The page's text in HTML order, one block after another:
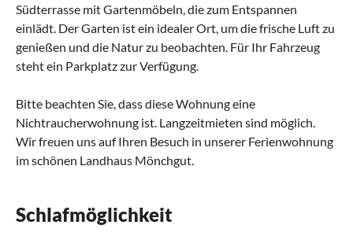
Südterrasse mit Gartenmöbeln, die zum Entspannen
einlädt. Der Garten ist ein idealer Ort, um die frische Luft zu
genießen und die Natur zu beobachten. Für Ihr Fahrzeug
steht ein Parkplatz zur Verfügung.
Bitte beachten Sie, dass diese Wohnung eine
Nichtraucherwohnung ist. Langzeitmieten sind möglich.
Wir freuen uns auf Ihren Besuch in unserer Ferienwohnung
im schönen Landhaus Mönchgut.
Schlafmöglichkeit